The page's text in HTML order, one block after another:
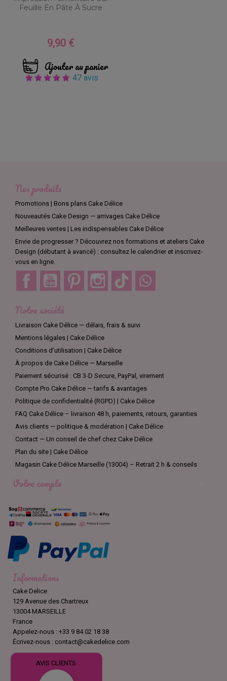
Feuille En Pâte À Sucre
Prix
9,90 €
Ajouter au panier
47 avis
Nos produits
Promotions | Bons plans Cake Délice
Nouveautés Cake Design — arrivages Cake Délice
Meilleures ventes | Les indispensables Cake Délice
Envie de progresser ? Découvrez nos formations et ateliers Cake
Design (débutant à avancé) : consultez le calendrier et inscrivez-
vous en ligne.
Facebook YouTube Pinterest Instagram TikTok
Notre société
Livraison Cake Délice — délais, frais & suivi
Mentions légales | Cake Délice
Conditions d’utilisation | Cake Délice
À propos de Cake Délice — Marseille
Paiement sécurisé : CB 3-D Secure, PayPal, virement
Compte Pro Cake Délice — tarifs & avantages
Politique de confidentialité (RGPD) | Cake Délice
FAQ Cake Délice – livraison 48 h, paiements, retours, garanties
Avis clients — politique & modération | Cake Délice
Contact — Un conseil de chef chez Cake Délice
Plan du site | Cake Délice
Magasin Cake Délice Marseille (13004) – Retrait 2 h & conseils
Votre compte
Informations
Cake Delice
129 Avenue des Chartreux
13004 MARSEILLE
France
Appelez-nous : +33 9 84 02 18 38
Écrivez-nous : contact@cakedelice.com
AVIS CLIENTS